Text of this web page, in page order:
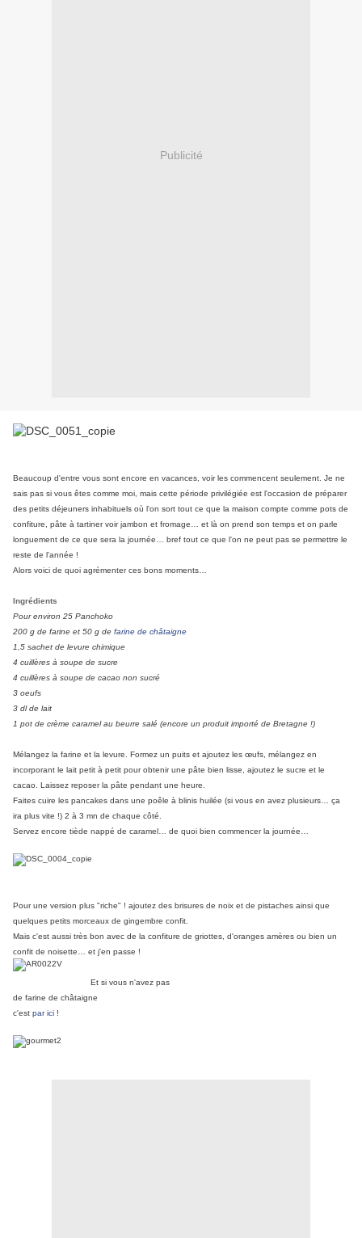
Publicité
Beaucoup d'entre vous sont encore en vacances, voir les commencent seulement. Je ne
sais pas si vous êtes comme moi, mais cette période privilégiée est l'occasion de préparer
des petits déjeuners inhabituels où l'on sort tout ce que la maison compte comme pots de
confiture, pâte à tartiner voir jambon et fromage… et là on prend son temps et on parle
longuement de ce que sera la journée… bref tout ce que l'on ne peut pas se permettre le
reste de l'année !
Alors voici de quoi agrémenter ces bons moments…
Ingrédients
Pour environ 25 Panchoko
200 g de farine et 50 g de farine de châtaigne
1,5 sachet de levure chimique
4 cuillères à soupe de sucre
4 cuillères à soupe de cacao non sucré
3 oeufs
3 dl de lait
1 pot de crème caramel au beurre salé (encore un produit importé de Bretagne !)
Mélangez la farine et la levure. Formez un puits et ajoutez les œufs, mélangez en
incorporant le lait petit à petit pour obtenir une pâte bien lisse, ajoutez le sucre et le
cacao. Laissez reposer la pâte pendant une heure.
Faites cuire les pancakes dans une poêle à blinis huilée (si vous en avez plusieurs… ça
ira plus vite !) 2 à 3 mn de chaque côté.
Servez encore tiède nappé de caramel… de quoi bien commencer la journée…
Pour une version plus "riche" ! ajoutez des brisures de noix et de pistaches ainsi que
quelques petits morceaux de gingembre confit.
Mais c'est aussi très bon avec de la confiture de griottes, d'oranges amères ou bien un
confit de noisette… et j'en passe !
Et si vous n'avez pas
de farine de châtaigne
c'est par ici !